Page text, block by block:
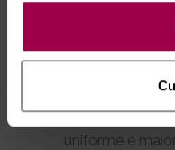
Ajuste
corpo sem
PackUp
Inserto
uniforme e